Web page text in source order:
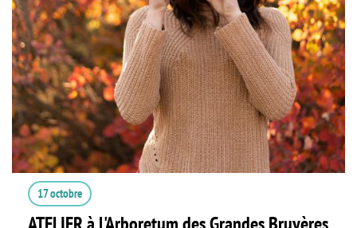
17 octobre